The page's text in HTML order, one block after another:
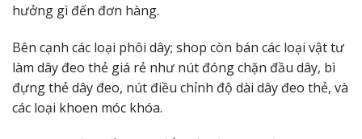
hưởng gì đến đơn hàng.
Bên cạnh các loại phôi dây; shop còn bán các loại vật tư
làm dây đeo thẻ giá rẻ như nút đóng chặn đầu dây, bì
đựng thẻ dây đeo, nút điều chỉnh độ dài dây đeo thẻ, và
các loại khoen móc khóa.